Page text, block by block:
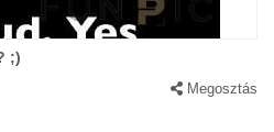
;)
Megosztás